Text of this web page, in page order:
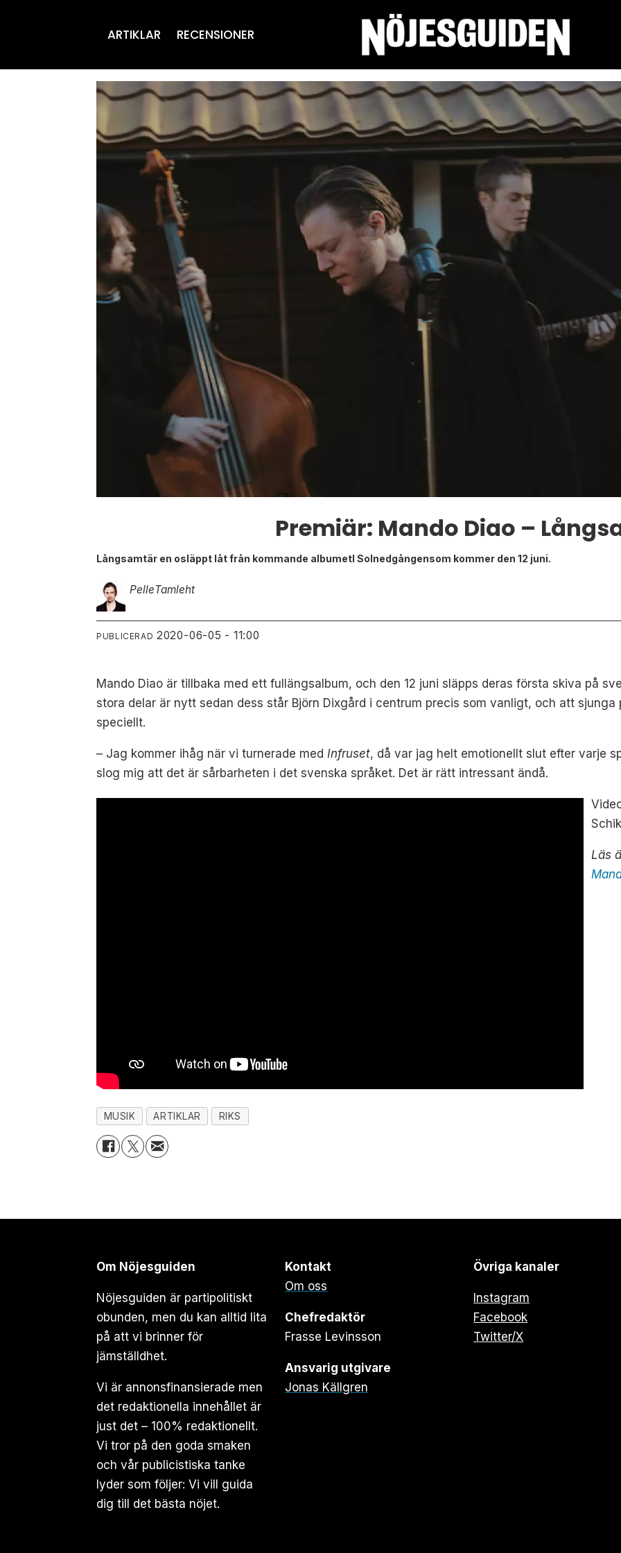
ARTIKLAR RECENSIONER
Premiär: Mando Diao –
Långsamtär en osläppt låt från kommande albumetI Solnedgångensom kommer den 12 juni.
PelleTamleht
PUBLICERAD 2020-06-05 - 11:00
Mando Diao är tillbaka med ett fullängsalbum, och den 12 juni släpps deras första skiva på
stora delar är nytt sedan dess står Björn Dixgård i centrum precis som vanligt, och att
speciellt.
– Jag kommer ihåg när vi turnerade medInfruset, då var jag helt emotionellt slut efter varje
slog mig att det är sårbarheten i det svenska språket. Det är rätt intressant ändå.
Läs
MUSIK ARTIKLAR RIKS
Om Nöjesguiden
Nöjesguiden är partipolitiskt
obunden, men du kan alltid lita
på att vi brinner för
jämställdhet.
Vi är annonsfinansierade men
det redaktionella innehållet är
just det – 100% redaktionellt.
Vi tror på den goda smaken
och vår publicistiska tanke
lyder som följer: Vi vill guida
dig till det bästa nöjet.
Kontakt
Om oss
Chefredaktör
Frasse Levinsson
Ansvarig utgivare
Jonas Källgren
Övriga kanaler
Instagram
Facebook
Twitter/X